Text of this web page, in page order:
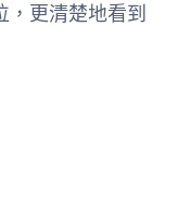
更清楚地看到